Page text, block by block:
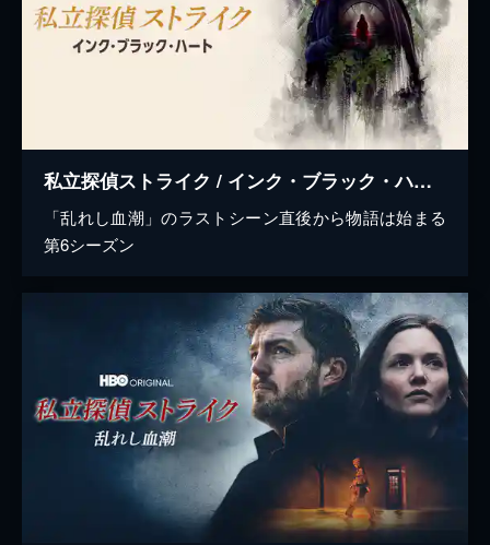
私立探偵ストライク / インク・ブラック・ハート
「乱れし血潮」のラストシーン直後から物語は始まる
第6シーズン